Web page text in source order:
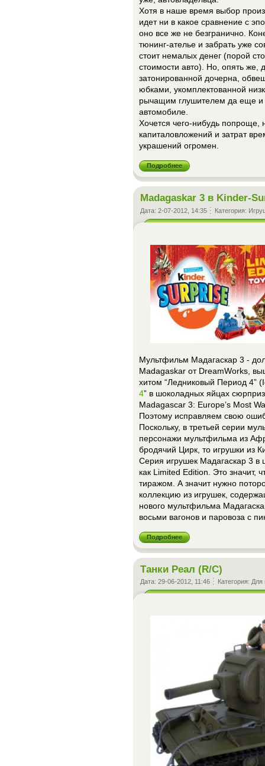
Хотя в наше время выбор
идет ни в какое сравнение с
оно все же не безгранично.
тюнинг-ателье и забрать уже
стоит немалых денег (порой
стоимости авто). Но, опять же,
затонированной дочерна,
юбками, укомплектованной
рычащим глушителем да еще и
автомобиле.
Хочется чего-нибудь
капиталовложений и затрат
украшений огромен.
Подробнее
Madagaskar 3 в Kinder-
Дата: 2-07-2012, 14:35 Категория:
Мультфильм Мадагаскар 3 -
Madagaskar от DreamWorks,
хитом “Ледниковый Период 4”
4” в шоколадных яйцах
Madagascar 3: Europe’s Most
Поэтому исправляем свою
Поскольку, в третьей серии
персонажи мультфильма из
бродячий Цирк, то игрушки из
Серия игрушек Мадагаскар 3
как Limited Edition. Это значит,
тиражом. А значит нужно
коллекцию из игрушек,
нового мультфильма
восьми вагонов и паровоза с
Подробнее
Танки Реал (R/C)
Дата: 29-06-2012, 11:46 Категория: Для